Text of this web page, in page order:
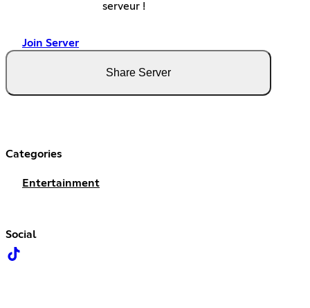
serveur !
Join Server
Share Server
Categories
Entertainment
Social